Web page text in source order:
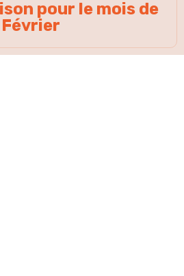
pour le mois de
Février